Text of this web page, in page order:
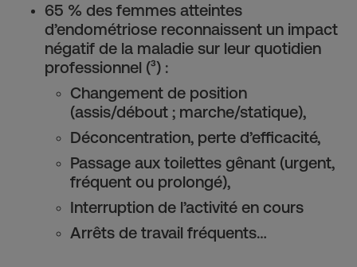
65 % des femmes atteintes
d’endométriose reconnaissent un impact
négatif de la maladie sur leur quotidien
professionnel (³) :
Changement de position
(assis/débout ; marche/statique),
Déconcentration, perte d’efficacité,
Passage aux toilettes gênant (urgent,
fréquent ou prolongé),
Interruption de l’activité en cours
Arrêts de travail fréquents…